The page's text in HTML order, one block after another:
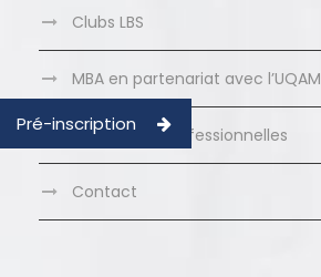
Clubs LBS
MBA en partenariat avec l’UQAM
Formations Professionnelles
Contact
Pré-inscription